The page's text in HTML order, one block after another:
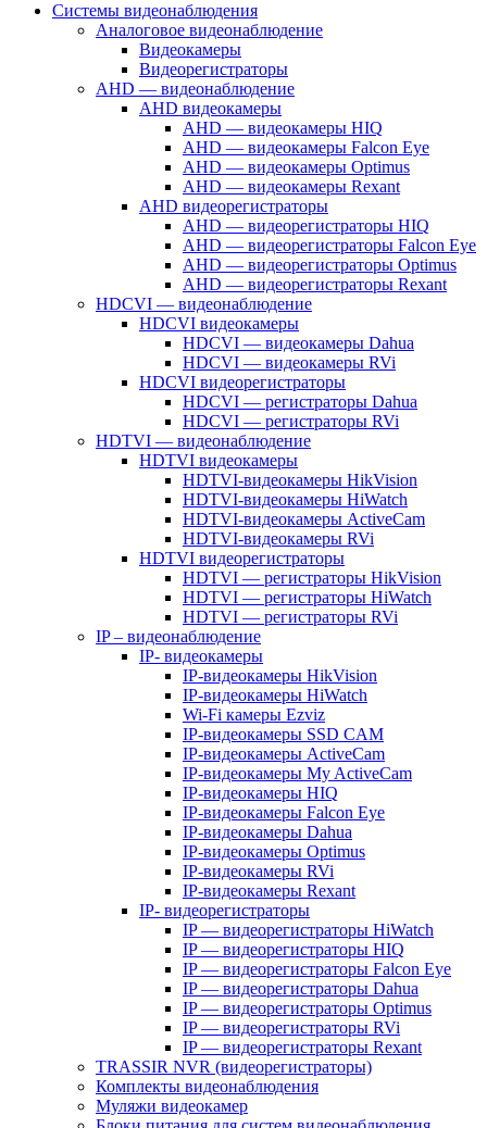
Системы видеонаблюдения
Аналоговое видеонаблюдение
Видеокамеры
Видеорегистраторы
AHD — видеонаблюдение
AHD видеокамеры
AHD — видеокамеры HIQ
AHD — видеокамеры Falcon Eye
AHD — видеокамеры Optimus
AHD — видеокамеры Rexant
AHD видеорегистраторы
AHD — видеорегистраторы HIQ
AHD — видеорегистраторы Falcon Eye
AHD — видеорегистраторы Optimus
AHD — видеорегистраторы Rexant
HDCVI — видеонаблюдение
HDCVI видеокамеры
HDCVI — видеокамеры Dahua
HDCVI — видеокамеры RVi
HDCVI видеорегистраторы
HDCVI — регистраторы Dahua
HDCVI — регистраторы RVi
HDTVI — видеонаблюдение
HDTVI видеокамеры
HDTVI-видеокамеры HikVision
HDTVI-видеокамеры HiWatch
HDTVI-видеокамеры ActiveCam
HDTVI-видеокамеры RVi
HDTVI видеорегистраторы
HDTVI — регистраторы HikVision
HDTVI — регистраторы HiWatch
HDTVI — регистраторы RVi
IP – видеонаблюдение
IP- видеокамеры
IP-видеокамеры HikVision
IP-видеокамеры HiWatch
Wi-Fi камеры Ezviz
IP-видеокамеры SSD CAM
IP-видеокамеры ActiveCam
IP-видеокамеры My ActiveCam
IP-видеокамеры HIQ
IP-видеокамеры Falcon Eye
IP-видеокамеры Dahua
IP-видеокамеры Optimus
IP-видеокамеры RVi
IP-видеокамеры Rexant
IP- видеорегистраторы
IP — видеорегистраторы HiWatch
IP — видеорегистраторы HIQ
IP — видеорегистраторы Falcon Eye
IP — видеорегистраторы Dahua
IP — видеорегистраторы Optimus
IP — видеорегистраторы RVi
IP — видеорегистраторы Rexant
TRASSIR NVR (видеорегистраторы)
Комплекты видеонаблюдения
Муляжи видеокамер